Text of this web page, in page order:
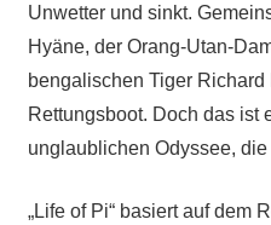
Unwetter und sinkt.
Hyäne, der Orang-Utan-
bengalischen Tiger Richard
Rettungsboot. Doch das ist
unglaublichen Odyssee,
„Life of Pi“ basiert auf dem